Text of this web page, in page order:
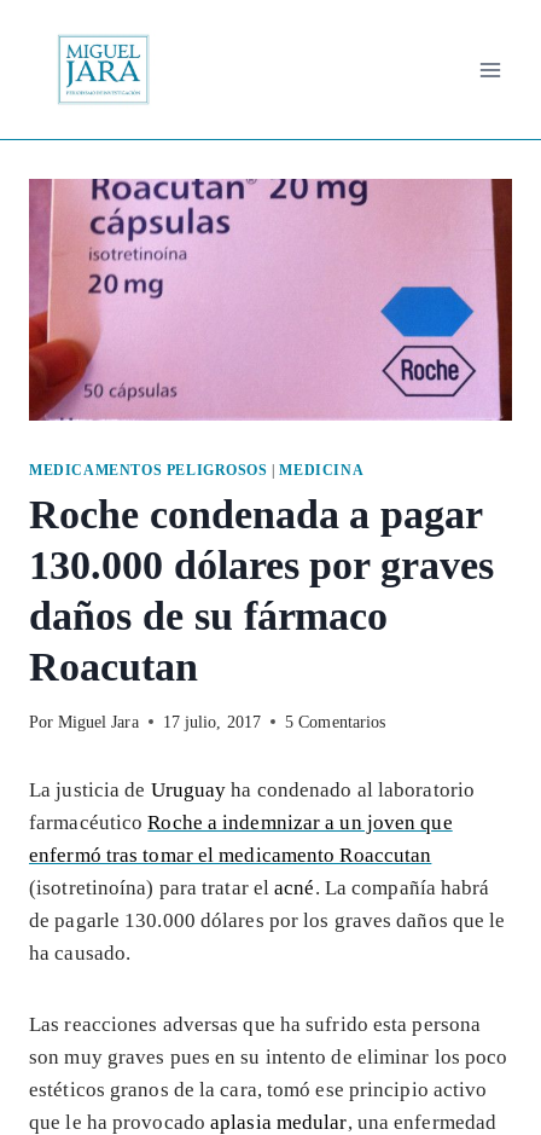
contenido
MEDICAMENTOS PELIGROSOS |MEDICINA
Roche condenada a pagar
130.000 dólares por graves
daños de su fármaco
Roacutan
Por Miguel Jara 17 julio, 2017 5 Comentarios
La justicia de Uruguay ha condenado al laboratorio
farmacéuticoRoche a indemnizar a un joven que
enfermó tras tomar el medicamento Roaccutan
(isotretinoína) para tratar elacné. La compañía habrá
de pagarle 130.000 dólares por los graves daños que le
ha causado.
Las reacciones adversas que ha sufrido esta persona
son muy graves pues en su intento de eliminar los poco
estéticos granos de la cara, tomó ese principio activo
que le ha provocadoaplasia medular, una enfermedad